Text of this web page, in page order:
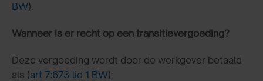
BW).
Wanneer is er recht op een transitievergoeding?
Deze vergoeding wordt door de werkgever betaald
als (art 7:673 lid 1 BW):